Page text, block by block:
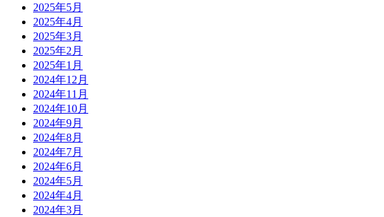
2025年5月
2025年4月
2025年3月
2025年2月
2025年1月
2024年12月
2024年11月
2024年10月
2024年9月
2024年8月
2024年7月
2024年6月
2024年5月
2024年4月
2024年3月